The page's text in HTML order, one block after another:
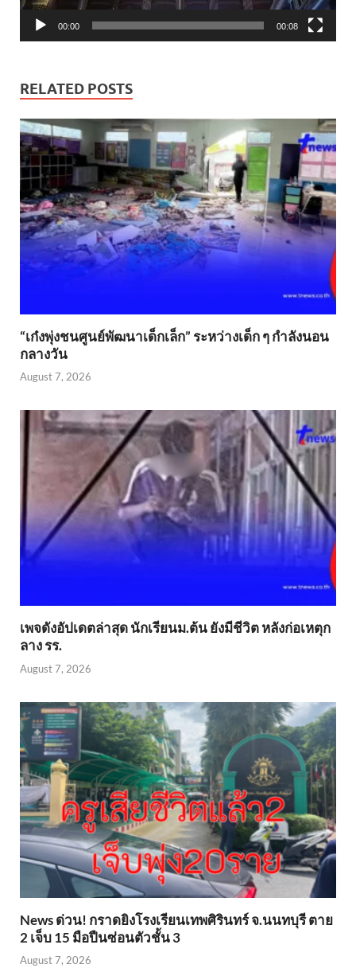
00:00 00:08
RELATED POSTS
“เก๋งพุ่งชนศูนย์พัฒนาเด็กเล็ก” ระหว่างเด็ก ๆ กำลังนอน
กลางวัน
August 7, 2026
เพจดังอัปเดตล่าสุด นักเรียนม.ต้น ยังมีชีวิต หลังก่อเหตุก
ลาง รร.
August 7, 2026
News ด่วน! กราดยิงโรงเรียนเทพศิรินทร์ จ.นนทบุรี ตาย
2 เจ็บ 15 มือปืนซ่อนตัวชั้น 3
August 7, 2026